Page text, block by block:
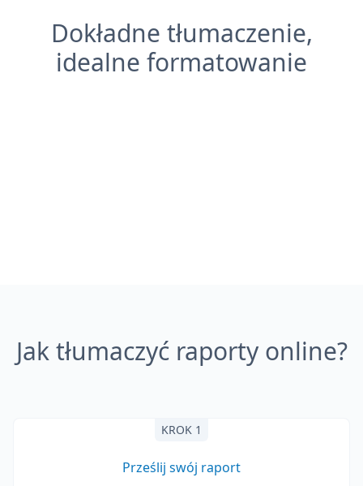
Dokładne tłumaczenie,
idealne formatowanie
Jak tłumaczyć raporty online?
KROK 1
Prześlij swój raport